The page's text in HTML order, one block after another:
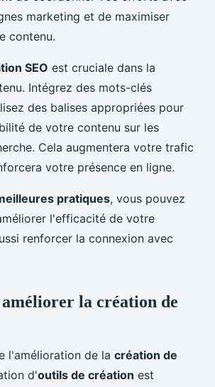
marketing et de maximiser
contenu.
SEO est cruciale dans la
Intégrez des mots-clés
des balises appropriées pour
de votre contenu sur les
Cela augmentera votre trafic
votre présence en ligne.
pratiques, vous pouvez
l'efficacité de votre
renforcer la connexion avec
la création de
l'amélioration de la création de
d'outils de création est